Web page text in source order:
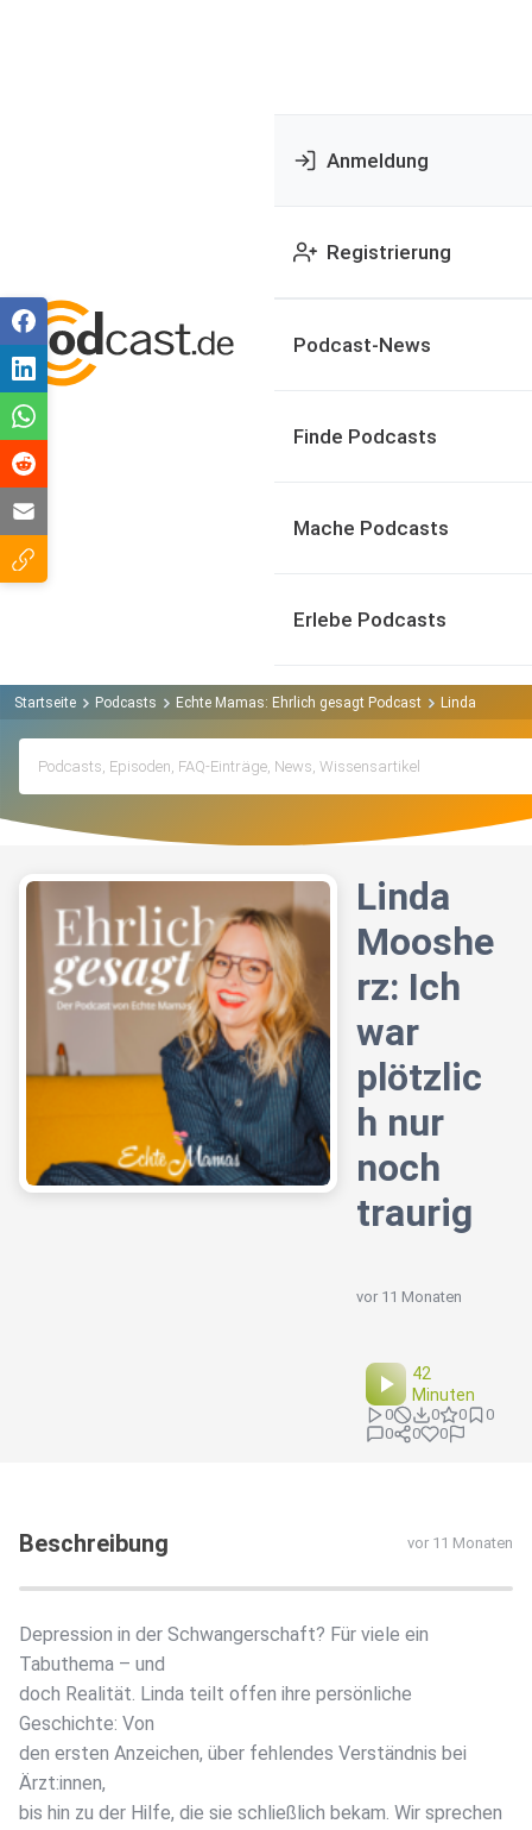
Anmeldung
Registrierung
Podcast-News
Finde Podcasts
Mache Podcasts
Erlebe Podcasts
Startseite Podcasts Echte Mamas: Ehrlich gesagt Podcast Linda
Linda
Mooshe
rz: Ich
war
plötzlic
h nur
noch
traurig
vor 11 Monaten
42
Minuten
0 0 0
0
0
0 0
Beschreibung vor 11 Monaten
Depression in der Schwangerschaft? Für viele ein
Tabuthema – und
doch Realität. Linda teilt offen ihre persönliche
Geschichte: Von
den ersten Anzeichen, über fehlendes Verständnis bei
Ärzt:innen,
bis hin zu der Hilfe, die sie schließlich bekam. Wir sprechen